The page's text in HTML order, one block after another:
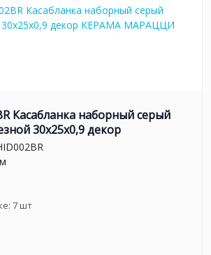
Касабланка наборный серый
30x25x0,9 декор
7шт